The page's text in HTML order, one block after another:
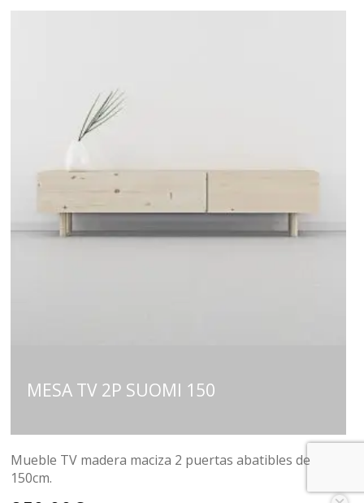
MESA TV 2P SUOMI 150
Mueble TV madera maciza 2 puertas abatibles de
150cm.